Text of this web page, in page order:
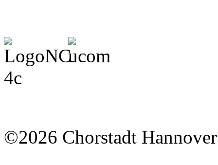
©2026 Chorstadt Hannover